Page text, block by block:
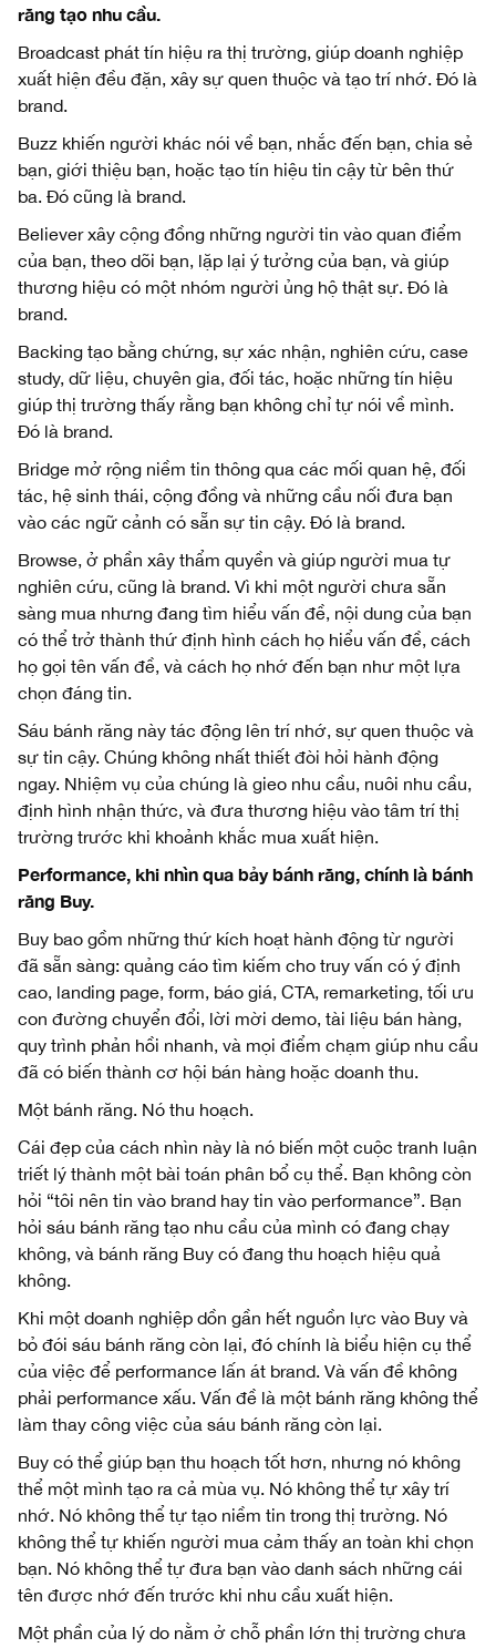
răng tạo nhu cầu.
Broadcast phát tín hiệu ra thị trường, giúp doanh nghiệp
xuất hiện đều đặn, xây sự quen thuộc và tạo trí nhớ. Đó là
brand.
Buzz khiến người khác nói về bạn, nhắc đến bạn, chia sẻ
bạn, giới thiệu bạn, hoặc tạo tín hiệu tin cậy từ bên thứ
ba. Đó cũng là brand.
Believer xây cộng đồng những người tin vào quan điểm
của bạn, theo dõi bạn, lặp lại ý tưởng của bạn, và giúp
thương hiệu có một nhóm người ủng hộ thật sự. Đó là
brand.
Backing tạo bằng chứng, sự xác nhận, nghiên cứu, case
study, dữ liệu, chuyên gia, đối tác, hoặc những tín hiệu
giúp thị trường thấy rằng bạn không chỉ tự nói về mình.
Đó là brand.
Bridge mở rộng niềm tin thông qua các mối quan hệ, đối
tác, hệ sinh thái, cộng đồng và những cầu nối đưa bạn
vào các ngữ cảnh có sẵn sự tin cậy. Đó là brand.
Browse, ở phần xây thẩm quyền và giúp người mua tự
nghiên cứu, cũng là brand. Vì khi một người chưa sẵn
sàng mua nhưng đang tìm hiểu vấn đề, nội dung của bạn
có thể trở thành thứ định hình cách họ hiểu vấn đề, cách
họ gọi tên vấn đề, và cách họ nhớ đến bạn như một lựa
chọn đáng tin.
Sáu bánh răng này tác động lên trí nhớ, sự quen thuộc và
sự tin cậy. Chúng không nhất thiết đòi hỏi hành động
ngay. Nhiệm vụ của chúng là gieo nhu cầu, nuôi nhu cầu,
định hình nhận thức, và đưa thương hiệu vào tâm trí thị
trường trước khi khoảnh khắc mua xuất hiện.
Performance, khi nhìn qua bảy bánh răng, chính là bánh
răng Buy.
Buy bao gồm những thứ kích hoạt hành động từ người
đã sẵn sàng: quảng cáo tìm kiếm cho truy vấn có ý định
cao, landing page, form, báo giá, CTA, remarketing, tối ưu
con đường chuyển đổi, lời mời demo, tài liệu bán hàng,
quy trình phản hồi nhanh, và mọi điểm chạm giúp nhu cầu
đã có biến thành cơ hội bán hàng hoặc doanh thu.
Một bánh răng. Nó thu hoạch.
Cái đẹp của cách nhìn này là nó biến một cuộc tranh luận
triết lý thành một bài toán phân bổ cụ thể. Bạn không còn
hỏi “tôi nên tin vào brand hay tin vào performance”. Bạn
hỏi sáu bánh răng tạo nhu cầu của mình có đang chạy
không, và bánh răng Buy có đang thu hoạch hiệu quả
không.
Khi một doanh nghiệp dồn gần hết nguồn lực vào Buy và
bỏ đói sáu bánh răng còn lại, đó chính là biểu hiện cụ thể
của việc để performance lấn át brand. Và vấn đề không
phải performance xấu. Vấn đề là một bánh răng không thể
làm thay công việc của sáu bánh răng còn lại.
Buy có thể giúp bạn thu hoạch tốt hơn, nhưng nó không
thể một mình tạo ra cả mùa vụ. Nó không thể tự xây trí
nhớ. Nó không thể tự tạo niềm tin trong thị trường. Nó
không thể tự khiến người mua cảm thấy an toàn khi chọn
bạn. Nó không thể tự đưa bạn vào danh sách những cái
tên được nhớ đến trước khi nhu cầu xuất hiện.
Một phần của lý do nằm ở chỗ phần lớn thị trường chưa